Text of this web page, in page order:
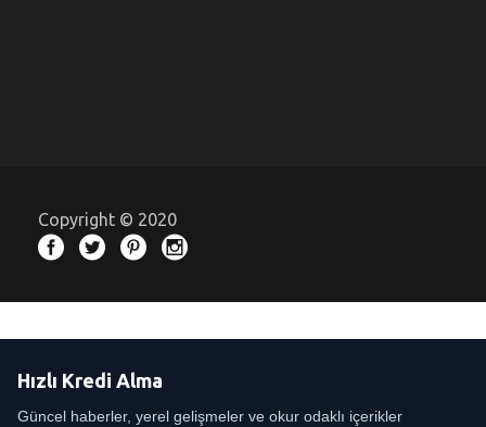
Copyright © 2020
Hızlı Kredi Alma
Güncel haberler, yerel gelişmeler ve okur odaklı içerikler